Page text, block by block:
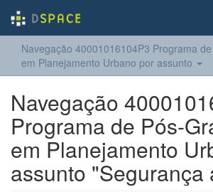
Navegação 40001016104P3 Programa
em Planejamento Urbano por assunto
Navegação
Programa de Pós-
em Planejamento
assunto "Segurança